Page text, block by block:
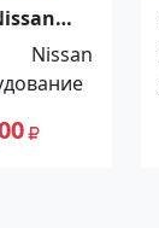
1.6Nissan